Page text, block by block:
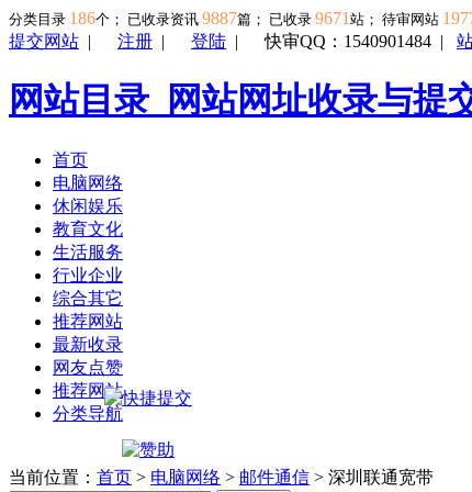
分类目录 186个； 已收录资讯 9887篇； 已收录 9671 站； 待审网站
提交网站 | 注册 | 登陆 |快审QQ：1540901484 |
网站目录_网站网址收录与提
首页
电脑网络
休闲娱乐
教育文化
生活服务
行业企业
综合其它
推荐网站
最新收录
网友点赞
推荐网站
分类导航
当前位置： 首页 > 电脑网络 > 邮件通信 > 深圳联通宽带